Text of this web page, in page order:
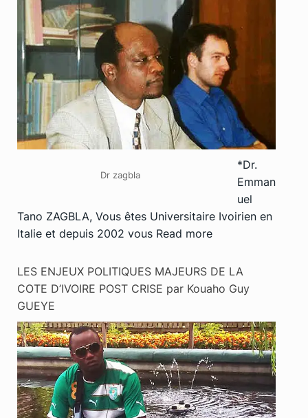
Dr zagbla
*Dr.
Emman
uel
Tano ZAGBLA, Vous êtes Universitaire Ivoirien en
Italie et depuis 2002 vous Read more
LES ENJEUX POLITIQUES MAJEURS DE LA
COTE D’IVOIRE POST CRISE par Kouaho Guy
GUEYE